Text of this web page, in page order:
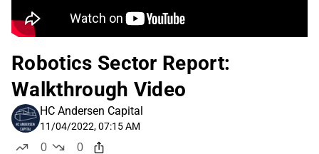
Robotics Sector Report:
Walkthrough Video
HC Andersen Capital
11/04/2022, 07:15 AM
0
0